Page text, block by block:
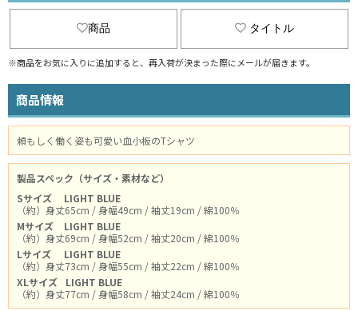
商品 タイトル
※商品をお気に入りに追加すると、再入荷が決まった際にメールが届きます。
商品情報
頼もしく働く姿も可愛い血小板のTシャツ
製品スペック（サイズ・素材など）
Sサイズ
LIGHT BLUE
（約）身丈65cm / 身幅49cm / 袖丈19cm / 綿100％
Mサイズ
LIGHT BLUE
（約）身丈69cm / 身幅52cm / 袖丈20cm / 綿100％
Lサイズ
LIGHT BLUE
（約）身丈73cm / 身幅55cm / 袖丈22cm / 綿100％
XLサイズ
LIGHT BLUE
（約）身丈77cm / 身幅58cm / 袖丈24cm / 綿100％